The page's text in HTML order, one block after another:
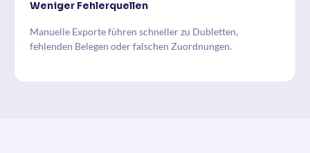
Weniger Fehlerquellen
Manuelle Exporte führen schneller zu Dubletten,
fehlenden Belegen oder falschen Zuordnungen.